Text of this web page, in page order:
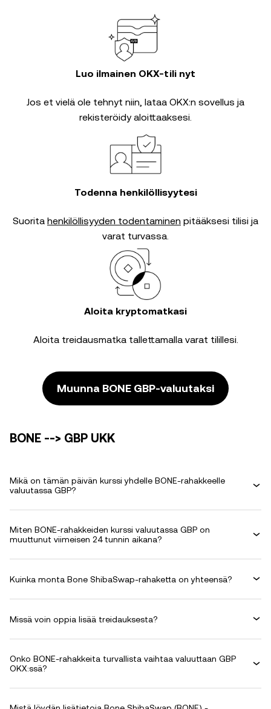
Luo ilmainen OKX-tili nyt
Jos et vielä ole tehnyt niin, lataa OKX:n sovellus ja
rekisteröidy aloittaaksesi.
Todenna henkilöllisyytesi
Suorita henkilöllisyyden todentaminen pitääksesi tilisi ja
varat turvassa.
Aloita kryptomatkasi
Aloita treidausmatka tallettamalla varat tilillesi.
Muunna BONE GBP-valuutaksi
BONE --> GBP UKK
Mikä on tämän päivän kurssi yhdelle BONE-rahakkeelle
valuutassa GBP?
Miten BONE-rahakkeiden kurssi valuutassa GBP on
muuttunut viimeisen 24 tunnin aikana?
Kuinka monta Bone ShibaSwap-rahaketta on yhteensä?
Missä voin oppia lisää treidauksesta?
Onko BONE-rahakkeita turvallista vaihtaa valuuttaan GBP
OKX:ssä?